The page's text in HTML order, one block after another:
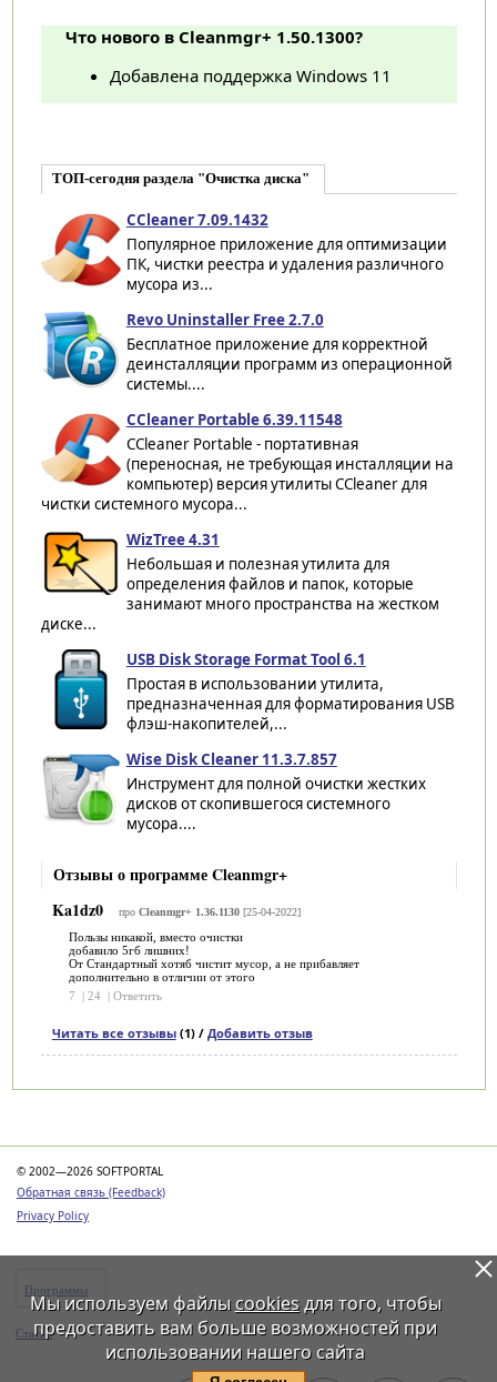
Что нового в Cleanmgr+ 1.50.1300?
Добавлена поддержка Windows 11
ТОП-сегодня раздела "Очистка диска"
CCleaner 7.09.1432
Популярное приложение для оптимизации
ПК, чистки реестра и удаления различного
мусора из...
Revo Uninstaller Free 2.7.0
Бесплатное приложение для корректной
деинсталляции программ из операционной
системы....
CCleaner Portable 6.39.11548
CCleaner Portable - портативная
(переносная, не требующая инсталляции на
компьютер) версия утилиты CCleaner для
чистки системного мусора...
WizTree 4.31
Небольшая и полезная утилита для
определения файлов и папок, которые
занимают много пространства на жестком
диске...
USB Disk Storage Format Tool 6.1
Простая в использовании утилита,
предназначенная для форматирования USB
флэш-накопителей,...
Wise Disk Cleaner 11.3.7.857
Инструмент для полной очистки жестких
дисков от скопившегося системного
мусора....
Отзывы о программе Cleanmgr+
Ka1dz0
про Cleanmgr+ 1.36.1130[25-04-2022]
Пользы никакой, вместо очистки
добавило 5гб лишних!
От Стандартный хотяб чистит мусор, а не прибавляет
дополнительно в отличии от этого
7
24 Ответить
Читать все отзывы(1) / Добавить отзыв
© 2002—2026 SOFTPORTAL
Обратная связь (Feedback)
Privacy Policy
Программы
Статьи
Мы используем файлы cookiesдля того, чтобы
предоставить вам больше возможностей при
использовании нашего сайта